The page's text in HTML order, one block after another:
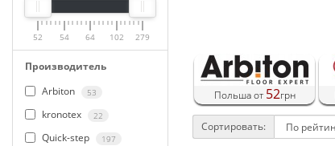
52 54 64 102 279
Производитель
Arbiton
53
kronotex 22
Quick-step 197
Польша от 52грн
Сортировать: